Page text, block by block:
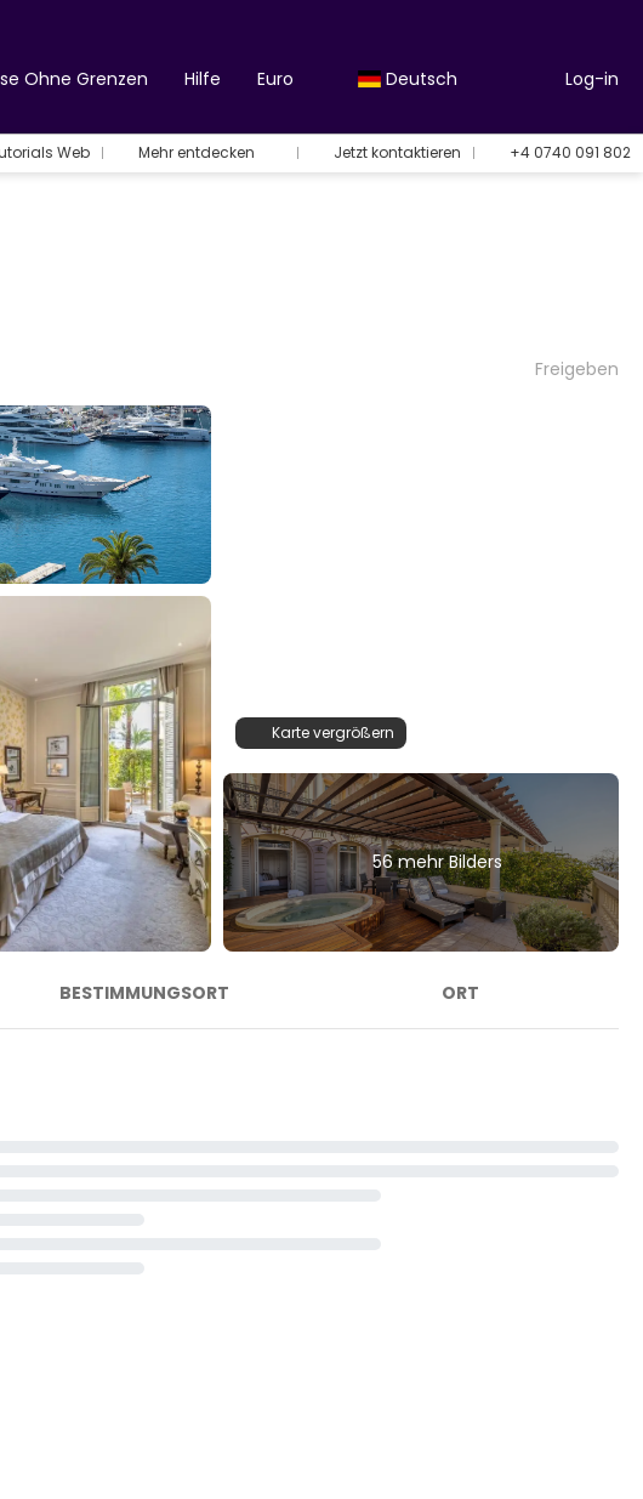
Ohne Grenzen Hilfe Euro Deutsch Log-in
Web Mehr entdecken Jetzt kontaktieren +4 0740 091 802
Freigeben
Karte vergrößern
56 mehr Bilders
BESTIMMUNGSORT ORT